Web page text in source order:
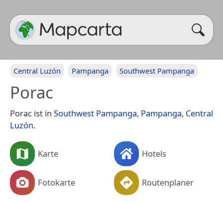
Central Luzón Pampanga Southwest Pampanga
Porac
Porac ist in Southwest Pampanga, Pampanga, Central
Luzón.
Karte Hotels
Fotokarte Routenplaner